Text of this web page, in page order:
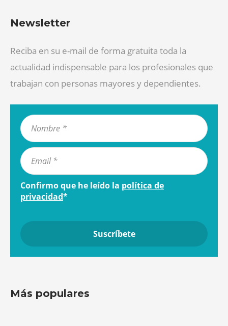
Newsletter
Reciba en su e-mail de forma gratuita toda la
actualidad indispensable para los profesionales que
trabajan con personas mayores y dependientes.
Confirmo que he leído la política de
privacidad*
Más populares